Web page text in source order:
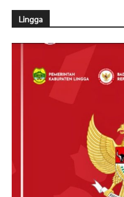
Lingga